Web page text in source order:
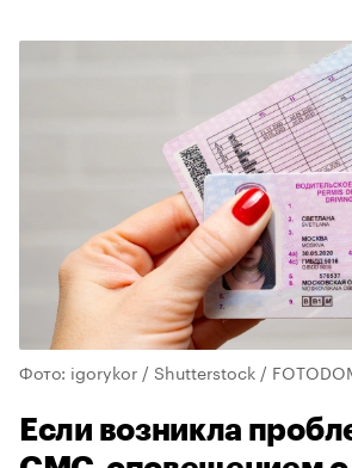
Фото: igorykor / Shutterstock /
Если возникла